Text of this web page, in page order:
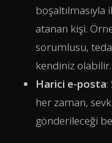
atanan kişi.
sorumlusu,
kendiniz olabilir.
Harici e-posta:
her zaman,
gönderileceği